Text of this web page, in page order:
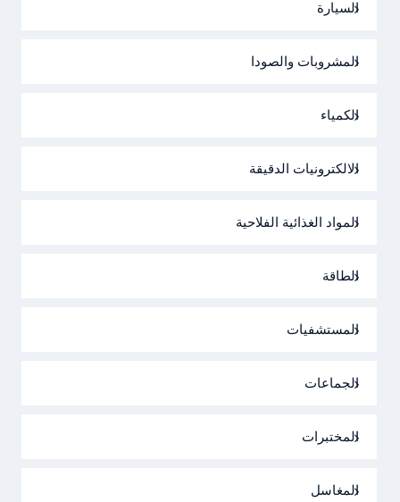
السيارة
المشروبات والصودا
الكمياء
الالكترونيات الدقيقة
المواد الغذائية الفلاحية
الطاقة
المستشفيات
الجماعات
المختبرات
المغاسل